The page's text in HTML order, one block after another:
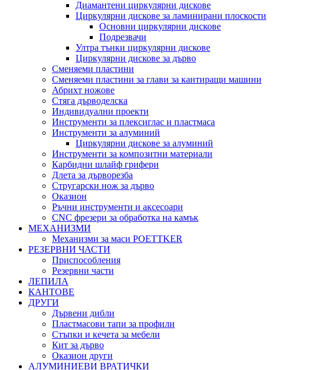
Диамантени циркулярни дискове
Циркулярни дискове за ламинирани плоскости
Основни циркулярни дискове
Подрезвачи
Ултра тънки циркулярни дискове
Циркулярни дискове за дърво
Сменяеми пластини
Сменяеми пластини за глави за кантиращи машини
Абрихт ножове
Стяга дърводелска
Индивидуални проекти
Инструменти за плексиглас и пластмаса
Инструменти за алуминий
Циркулярни дискове за алуминий
Инструменти за композитни материали
Карбидни шлайф грифери
Длета за дърворезба
Стругарски нож за дърво
Оказион
Ръчни инструменти и аксесоари
CNC фрезери за обработка на камък
МЕХАНИЗМИ
Механизми за маси POETTKER
РЕЗЕРВНИ ЧАСТИ
Приспособления
Резервни части
ЛЕПИЛА
КАНТОВЕ
ДРУГИ
Дървени дибли
Пластмасови тапи за профили
Стъпки и кечета за мебели
Кит за дърво
Оказион други
АЛУМИНИЕВИ ВРАТИЧКИ